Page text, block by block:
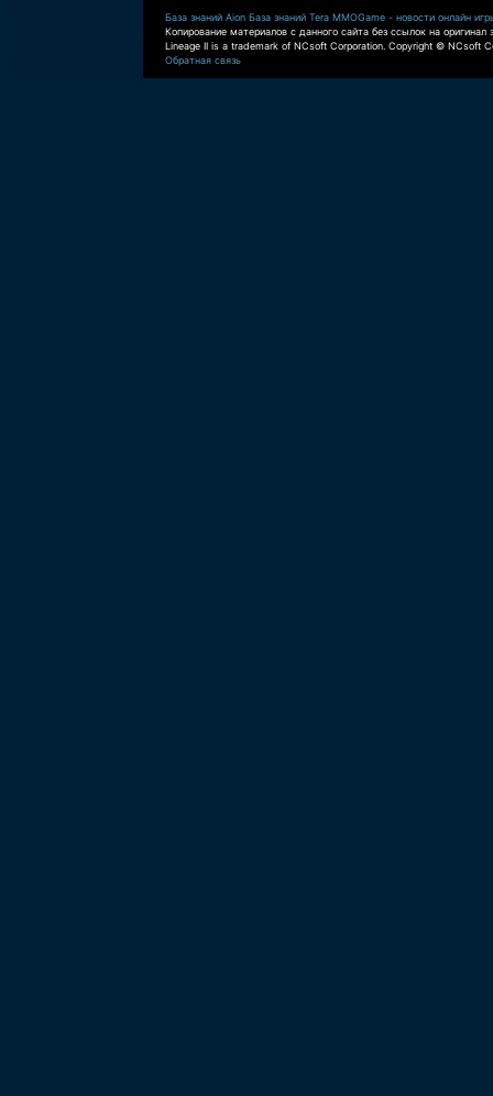
База знаний Aion База знаний Tera MMOGame - новости онлайн
Копирование материалов с данного сайта без ссылок на оригинал
Lineage II is a trademark of NCsoft Corporation. Copyright © NCsoft
Обратная связь